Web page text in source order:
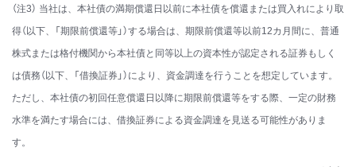
（注3） 当社は、本社債の満期償還日以前に本社債を償還または買入れにより取
得（以下、「期限前償還等」）する場合は、期限前償還等以前12カ月間に、普通
株式または格付機関から本社債と同等以上の資本性が認定される証券もしく
は債務（以下、「借換証券」）により、資金調達を行うことを想定しています。
ただし、本社債の初回任意償還日以降に期限前償還等をする際、一定の財務
水準を満たす場合には、借換証券による資金調達を見送る可能性がありま
す。